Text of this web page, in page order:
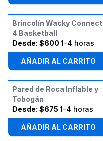
Brincolín Wacky Connect
4 Basketball
Desde: $600 1-4 horas
AÑADIR AL CARRITO
Pared de Roca Inflable y
Tobogán
Desde: $675 1-4 horas
AÑADIR AL CARRITO